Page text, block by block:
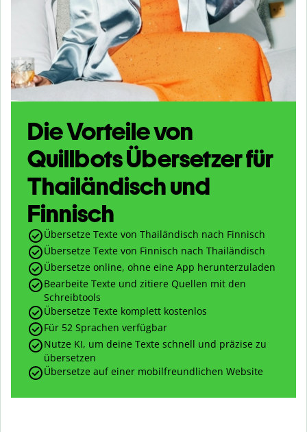
Die Vorteile von
Quillbots Übersetzer für
Thailändisch und
Finnisch
Übersetze Texte von Thailändisch nach Finnisch
Übersetze Texte von Finnisch nach Thailändisch
Übersetze online, ohne eine App herunterzuladen
Bearbeite Texte und zitiere Quellen mit den
Schreibtools
Übersetze Texte komplett kostenlos
Für 52 Sprachen verfügbar
Nutze KI, um deine Texte schnell und präzise zu
übersetzen
Übersetze auf einer mobilfreundlichen Website